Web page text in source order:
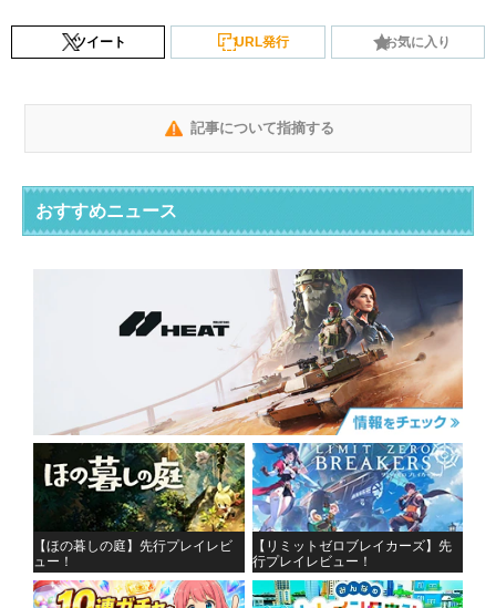
ツイート URL発行 お気に入り
記事について指摘する
おすすめニュース
【ほの暮しの庭】先行プレイレビ
ュー！
【リミットゼロブレイカーズ】先
行プレイレビュー！